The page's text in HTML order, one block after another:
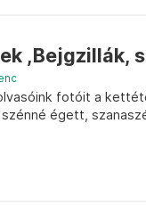
,Bejgzillák,
fotóit a
égett,